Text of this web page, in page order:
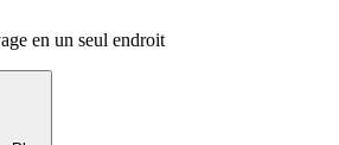
en un seul endroit